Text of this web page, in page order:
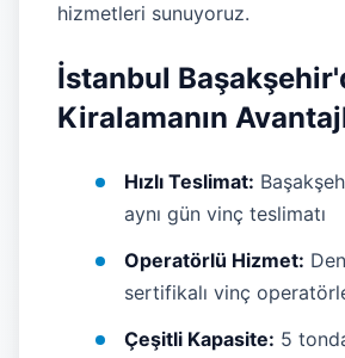
hizmetleri sunuyoruz.
İstanbul
Kiralamanın
Hızlı Teslimat:
aynı gün vinç teslimatı
Operatörlü Hizmet:
sertifikalı vinç
Çeşitli Kapasite: 5